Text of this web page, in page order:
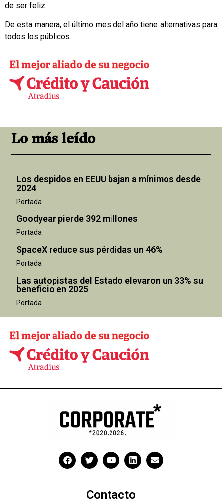
de ser feliz.
De esta manera, el último mes del año tiene alternativas para
todos los públicos.
Lo más leído
Los despidos en EEUU bajan a mínimos desde
2024
Portada
Goodyear pierde 392 millones
Portada
SpaceX reduce sus pérdidas un 46%
Portada
Las autopistas del Estado elevaron un 33% su
beneficio en 2025
Portada
Contacto